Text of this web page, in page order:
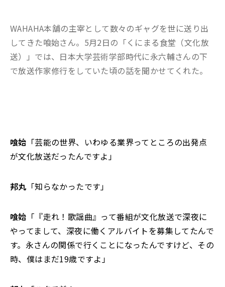
WAHAHA本舗の主宰として数々のギャグを世に送り出
してきた喰始さん。5月2日の「くにまる食堂（文化放
送）」では、日本大学芸術学部時代に永六輔さんの下
で放送作家修行をしていた頃の話を聞かせてくれた。
喰始 「芸能の世界、いわゆる業界ってところの出発点
が文化放送だったんですよ」
邦丸 「知らなかったです」
喰始 「『走れ！歌謡曲』って番組が文化放送で深夜に
やってまして、深夜に働くアルバイトを募集してたんで
す。永さんの関係で行くことになったんですけど、その
時、僕はまだ19歳ですよ」